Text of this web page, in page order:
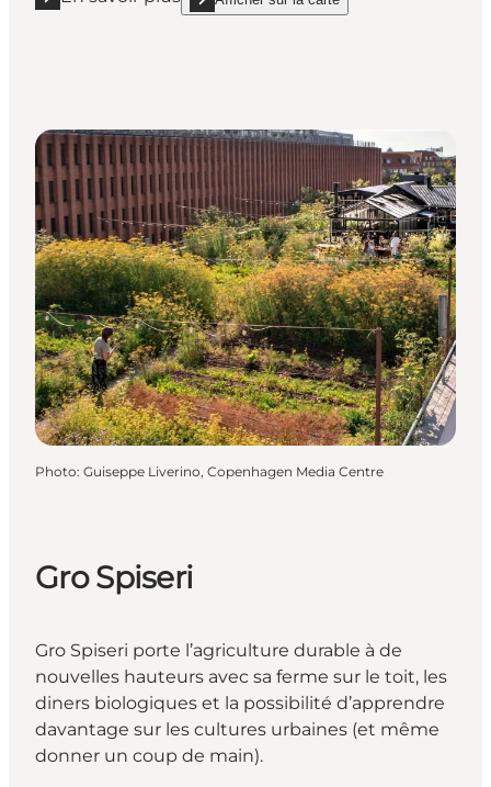
En savoir plus "Ark"show Ark on_map
Photo: Guiseppe Liverino, Copenhagen Media Centre
Gro Spiseri
Gro Spiseri porte l’agriculture durable à de
nouvelles hauteurs avec sa ferme sur le toit, les
diners biologiques et la possibilité d’apprendre
davantage sur les cultures urbaines (et même
donner un coup de main).